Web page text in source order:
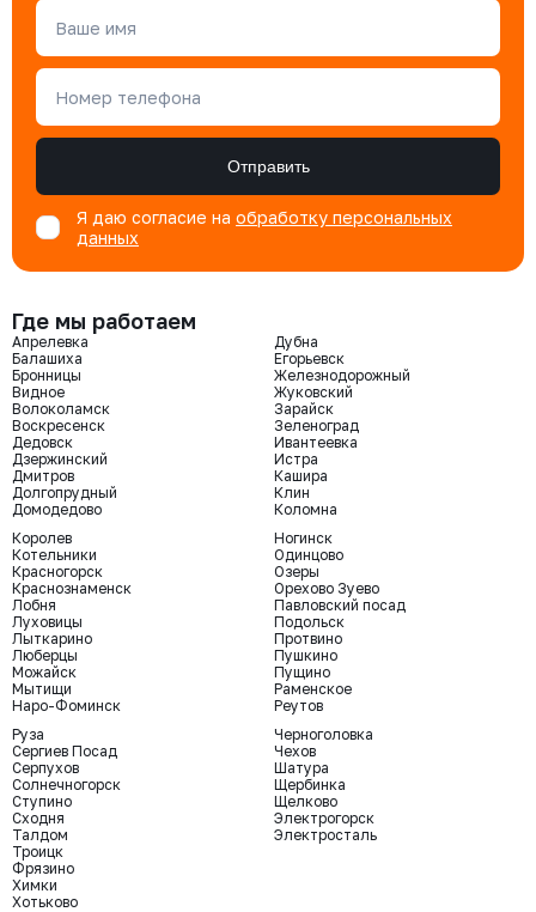
Ваше имя
Номер телефона
Отправить
Я даю согласие на обработку персональных
данных
Где мы работаем
Апрелевка
Балашиха
Бронницы
Видное
Волоколамск
Воскресенск
Дедовск
Дзержинский
Дмитров
Долгопрудный
Домодедово
Дубна
Егорьевск
Железнодорожный
Жуковский
Зарайск
Зеленоград
Ивантеевка
Истра
Кашира
Клин
Коломна
Королев
Котельники
Красногорск
Краснознаменск
Лобня
Луховицы
Лыткарино
Люберцы
Можайск
Мытищи
Наро-Фоминск
Ногинск
Одинцово
Озеры
Орехово Зуево
Павловский посад
Подольск
Протвино
Пушкино
Пущино
Раменское
Реутов
Руза
Сергиев Посад
Серпухов
Солнечногорск
Ступино
Сходня
Талдом
Троицк
Фрязино
Химки
Хотьково
Черноголовка
Чехов
Шатура
Щербинка
Щелково
Электрогорск
Электросталь